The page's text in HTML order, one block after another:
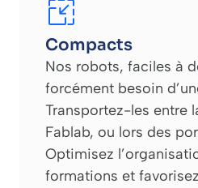
Compacts
Nos robots, faciles à
forcément besoin
Transportez-les entre
Fablab, ou lors des
Optimisez
formations et